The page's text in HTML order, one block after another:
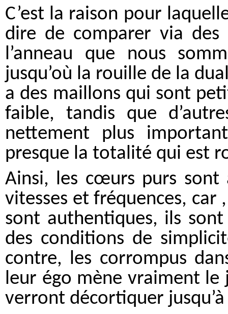
C’est la raison pour
dire de comparer via
l’anneau que nous
jusqu’où la rouille de la
a des maillons qui sont
faible, tandis que
nettement plus
presque la totalité qui est
Ainsi, les cœurs purs sont
vitesses et fréquences,
sont authentiques, ils
des conditions de
contre, les corrompus
leur égo mène vraiment le
verront décortiquer